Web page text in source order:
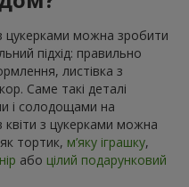
цукерками можна зробити
підхід: правильно
листівка з
Саме такі деталі
і солодощами на
з цукерками можна
тортик, м’яку іграшку,
або цілий подарунковий